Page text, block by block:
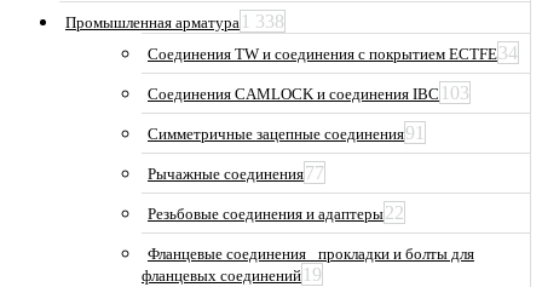
Промышленная арматура 1 338
Соединения TW и соединения с покрытием ECTFE34
Соединения CAMLOCK и соединения IBC 103
Симметричные зацепные соединения91
Рычажные соединения77
Резьбовые соединения и адаптеры22
Фланцевые соединения_ прокладки и болты для
фланцевых соединений 19